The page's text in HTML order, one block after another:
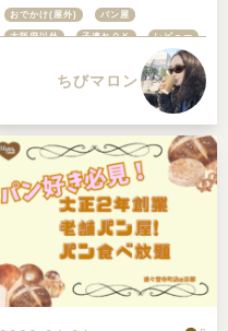
おでかけ(屋外) パン屋
大阪府以外 子連れＯＫ レビュー
ちびマロン